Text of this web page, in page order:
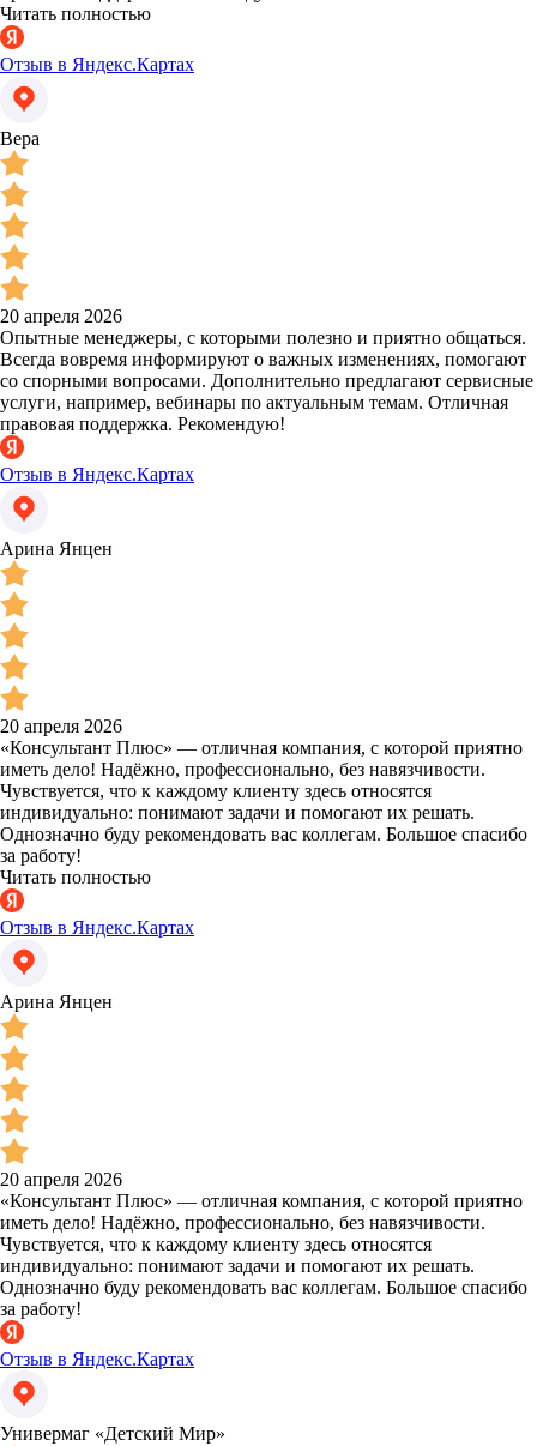
Читать полностью
Отзыв в Яндекс.Картах
Вера
20 апреля 2026
Опытные менеджеры, с которыми полезно и приятно общаться.
Всегда вовремя информируют о важных изменениях, помогают
со спорными вопросами. Дополнительно предлагают сервисные
услуги, например, вебинары по актуальным темам. Отличная
правовая поддержка. Рекомендую!
Отзыв в Яндекс.Картах
Арина Янцен
20 апреля 2026
«Консультант Плюс» — отличная компания, с которой приятно
иметь дело! Надёжно, профессионально, без навязчивости.
Чувствуется, что к каждому клиенту здесь относятся
индивидуально: понимают задачи и помогают их решать.
Однозначно буду рекомендовать вас коллегам. Большое спасибо
за работу!
Читать полностью
Отзыв в Яндекс.Картах
Арина Янцен
20 апреля 2026
«Консультант Плюс» — отличная компания, с которой приятно
иметь дело! Надёжно, профессионально, без навязчивости.
Чувствуется, что к каждому клиенту здесь относятся
индивидуально: понимают задачи и помогают их решать.
Однозначно буду рекомендовать вас коллегам. Большое спасибо
за работу!
Отзыв в Яндекс.Картах
Универмаг «Детский Мир»